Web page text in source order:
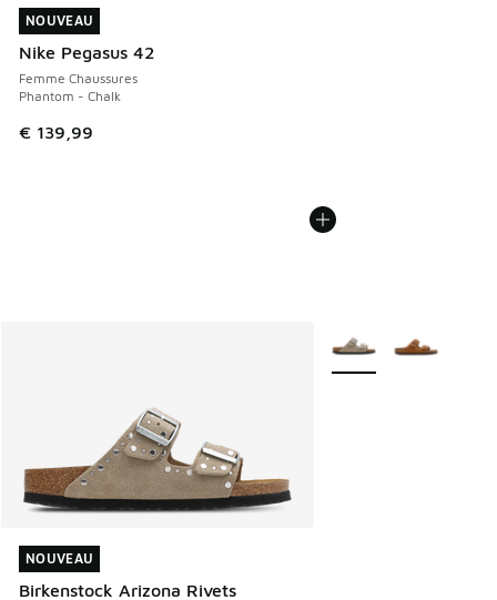
NOUVEAU
Nike Pegasus 42
Femme Chaussures
Phantom - Chalk
€ 139,99
NOUVEAU
NOUVEAU
Birkenstock Arizona Rivets
NOUVEAU
Plus de couleurs